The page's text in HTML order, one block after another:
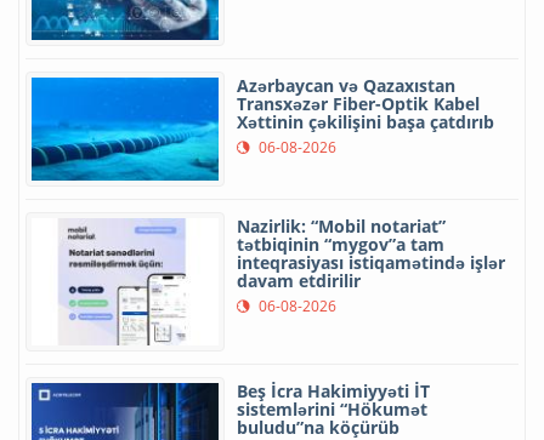
Azərbaycan və Qazaxıstan
Transxəzər Fiber-Optik Kabel
Xəttinin çəkilişini başa çatdırıb
06-08-2026
Nazirlik: “Mobil notariat”
tətbiqinin “mygov”a tam
inteqrasiyası istiqamətində işlər
davam etdirilir
06-08-2026
Beş İcra Hakimiyyəti İT
sistemlərini “Hökumət
buludu”na köçürüb